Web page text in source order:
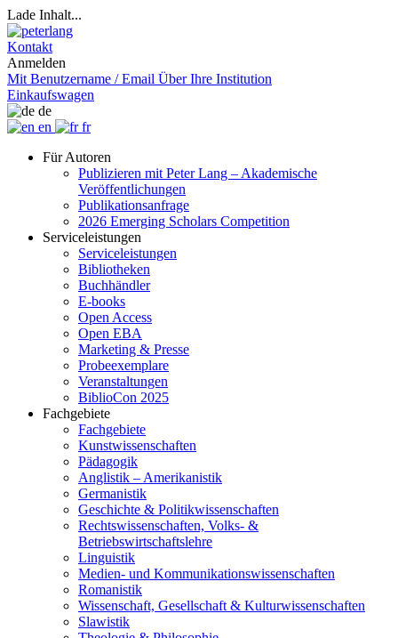
Lade Inhalt...
Kontakt
Anmelden
Mit Benutzername / Email Über Ihre Institution
Einkaufswagen
de
en
fr
Für Autoren
Publizieren mit Peter Lang – Akademische
Veröffentlichungen
Publikationsanfrage
2026 Emerging Scholars Competition
Serviceleistungen
Serviceleistungen
Bibliotheken
Buchhändler
E-books
Open Access
Open EBA
Marketing & Presse
Probeexemplare
Veranstaltungen
BiblioCon 2025
Fachgebiete
Fachgebiete
Kunstwissenschaften
Pädagogik
Anglistik – Amerikanistik
Germanistik
Geschichte & Politikwissenschaften
Rechtswissenschaften, Volks- &
Betriebswirtschaftslehre
Linguistik
Medien- und Kommunikationswissenschaften
Romanistik
Wissenschaft, Gesellschaft & Kulturwissenschaften
Slawistik